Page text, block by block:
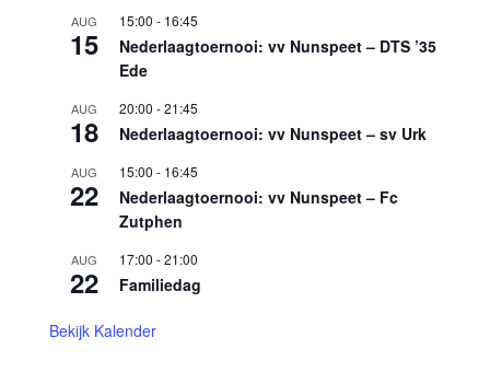
AUG
15
15:00 - 16:45
Nederlaagtoernooi: vv Nunspeet – DTS ’35
Ede
AUG
18
20:00 -21:45
Nederlaagtoernooi: vv Nunspeet – sv Urk
AUG
22
15:00 - 16:45
Nederlaagtoernooi: vv Nunspeet – Fc
Zutphen
AUG
22
17:00 -21:00
Familiedag
Bekijk Kalender